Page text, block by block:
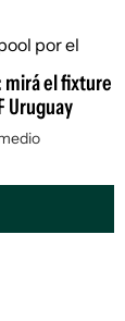
mirá el fixture
Uruguay